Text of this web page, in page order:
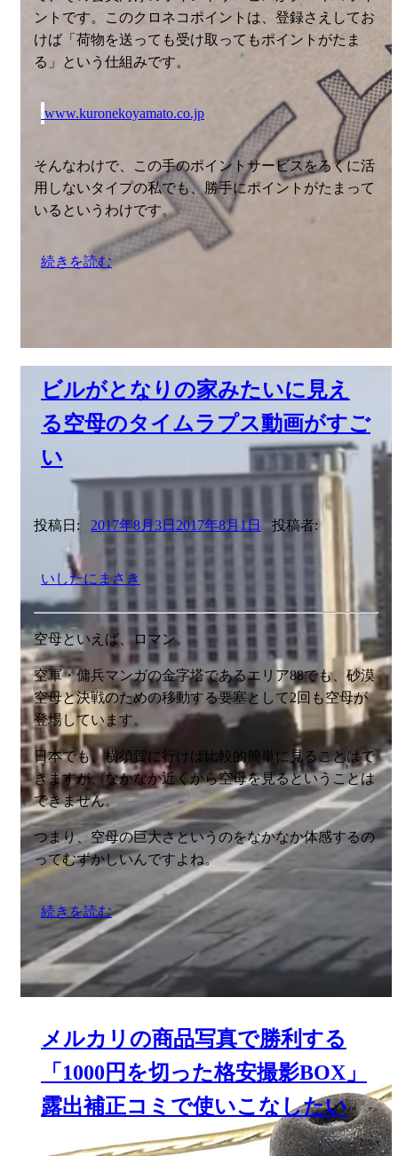
ントです。このクロネコポイントは、登録さえしてお
けば「荷物を送っても受け取ってもポイントがたま
る」という仕組みです。
www.kuronekoyamato.co.jp
そんなわけで、この手のポイントサービスをろくに活
用しないタイプの私でも、勝手にポイントがたまって
いるというわけです。
続きを読む
ビルがとなりの家みたいに見え
る空母のタイムラプス動画がすご
い
投稿日: 2017年8月3日 2017年8月1日 投稿者:
いしたにまさき
空母といえば、ロマン。
空軍・傭兵マンガの金字塔であるエリア88でも、砂漠
空母と決戦のための移動する要塞として2回も空母が
登場しています。
日本でも、横須賀に行けば比較的簡単に見ることはで
きますが、なかなか近くから空母を見るということは
できません。
つまり、空母の巨大さというのをなかなか体感するの
ってむずかしいんですよね。
続きを読む
メルカリの商品写真で勝利する
「1000円を切った格安撮影BOX」
露出補正コミで使いこなしたい